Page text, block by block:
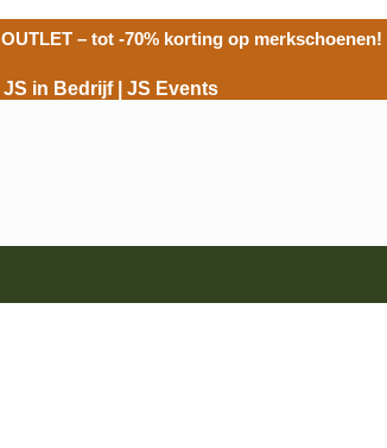
OUTLET– tot -70% korting op merkschoenen!
JS in Bedrijf JS Events